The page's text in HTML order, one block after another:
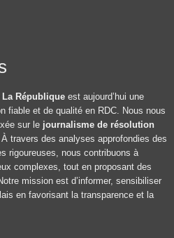
La République est aujourd’hui une
fiable et de qualité en RDC. Nous nous
sur le journalisme de résolution
À travers des analyses approfondies des
rigoureuses, nous contribuons à
complexes, tout en proposant des
mission est d’informer, sensibiliser
en favorisant la transparence et la